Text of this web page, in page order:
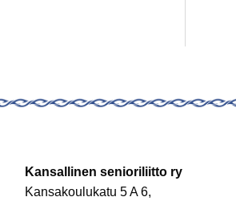
Kansallinen senioriliitto ry
Kansakoulukatu 5 A 6,